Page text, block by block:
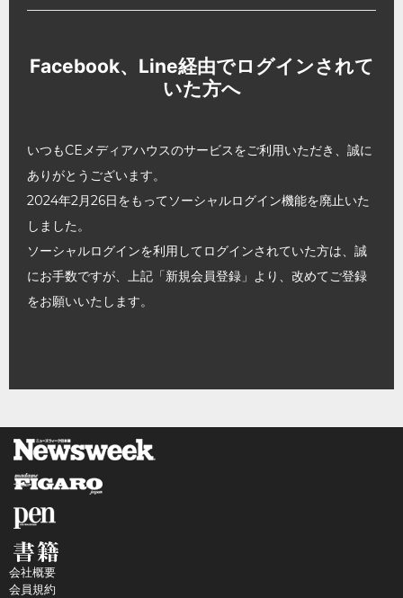
Facebook、Line経由でログインされて
いた方へ
いつもCEメディアハウスのサービスをご利用いただき、誠に
ありがとうございます。
2024年2月26日をもってソーシャルログイン機能を廃止いた
しました。
ソーシャルログインを利用してログインされていた方は、誠
にお手数ですが、上記「新規会員登録」より、改めてご登録
をお願いいたします。
会社概要
会員規約